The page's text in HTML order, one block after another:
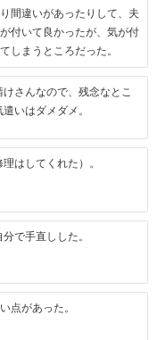
間違いがあったりして、夫
付いて良かったが、気が付
しまうところだった。
さんなので、残念なとこ
いはダメダメ。
はしてくれた）。
で手直しした。
点があった。